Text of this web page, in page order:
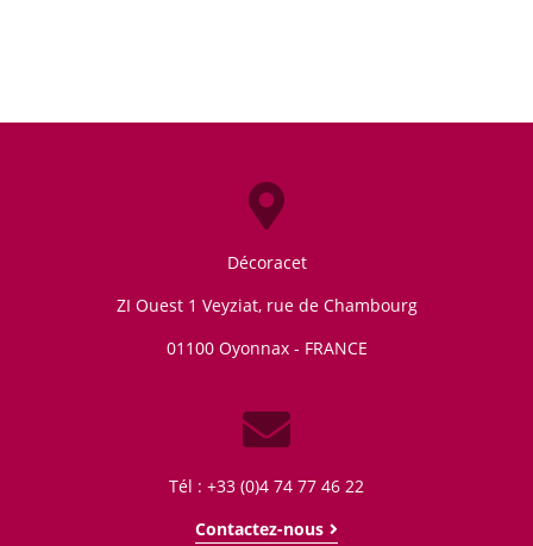
Décoracet
ZI Ouest 1 Veyziat, rue de Chambourg
01100 Oyonnax - FRANCE
Tél : +33 (0)4 74 77 46 22
Contactez-nous